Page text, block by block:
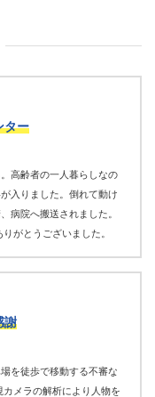
ター
高齢者の一人暮らしなの
入りました。倒れて動け
病院へ搬送されました。
がとうございました。
謝
を徒歩で移動する不審な
メラの解析により人物を